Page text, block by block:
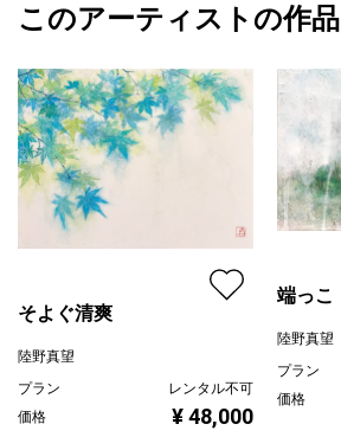
カラー
赤
ジャンル
花・植物
配送目安
二週間以内
陸野真望
このアーティストの作品
そよぐ清爽
陸野真望
プラン
レンタル不可
価格
¥ 48,000
端っこ
陸野真望
プラン
価格